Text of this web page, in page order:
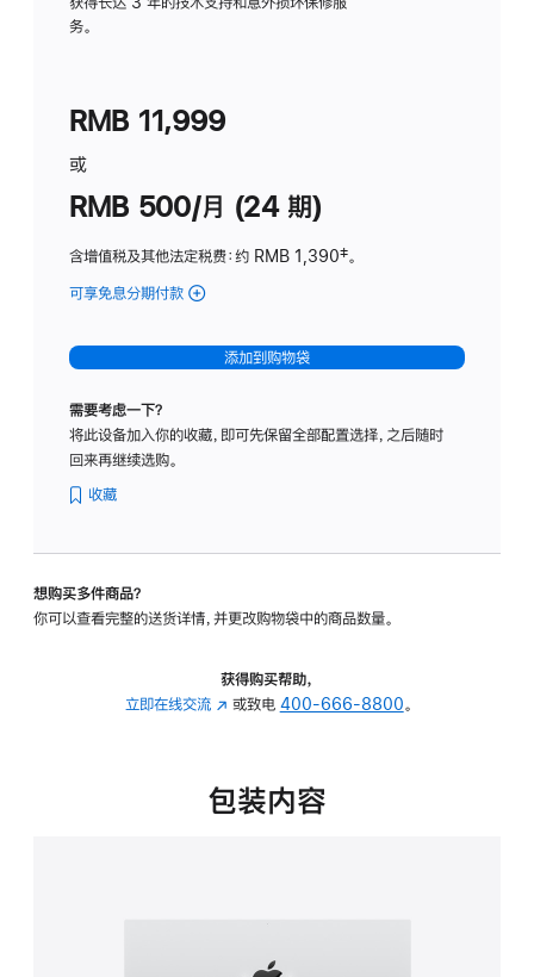
务。
RMB 11,999
或
RMB 500/月 (24 期)
含增值税及其他法定税费：约 RMB 1,390脚
‡。
可享免息分期付款 (Studio
-
标
璃
转
的
添加到购物袋
需要考虑一下？
将此设备加入你的收藏，即可先保留全部配置选择，之后随时
回来再继续选购。
收藏
想购买多件商品？
你可以查看完整的送货详情，并更改购物袋中的商品数量。
获得购买帮助，
立即在线交流 (在
中
或致电 400-666-8800。
包装内容